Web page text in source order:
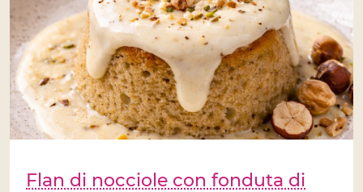
Flan di nocciole con fonduta di